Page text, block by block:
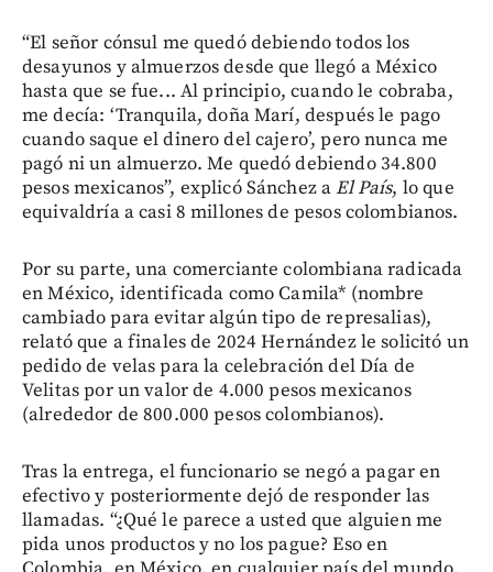
“El señor cónsul me quedó debiendo todos los
desayunos y almuerzos desde que llegó a México
hasta que se fue... Al principio, cuando le cobraba,
me decía: ‘Tranquila, doña Marí, después le pago
cuando saque el dinero del cajero’, pero nunca me
pagó ni un almuerzo. Me quedó debiendo 34.800
pesos mexicanos”, explicó Sánchez aEl País, lo que
equivaldría a casi 8 millones de pesos colombianos.
Por su parte, una comerciante colombiana radicada
en México, identificada como Camila* (nombre
cambiado para evitar algún tipo de represalias),
relató que a finales de 2024 Hernández le solicitó un
pedido de velas para la celebración del Día de
Velitas por un valor de 4.000 pesos mexicanos
(alrededor de 800.000 pesos colombianos).
Tras la entrega, el funcionario se negó a pagar en
efectivo y posteriormente dejó de responder las
llamadas. “¿Qué le parece a usted que alguien me
pida unos productos y no los pague? Eso en